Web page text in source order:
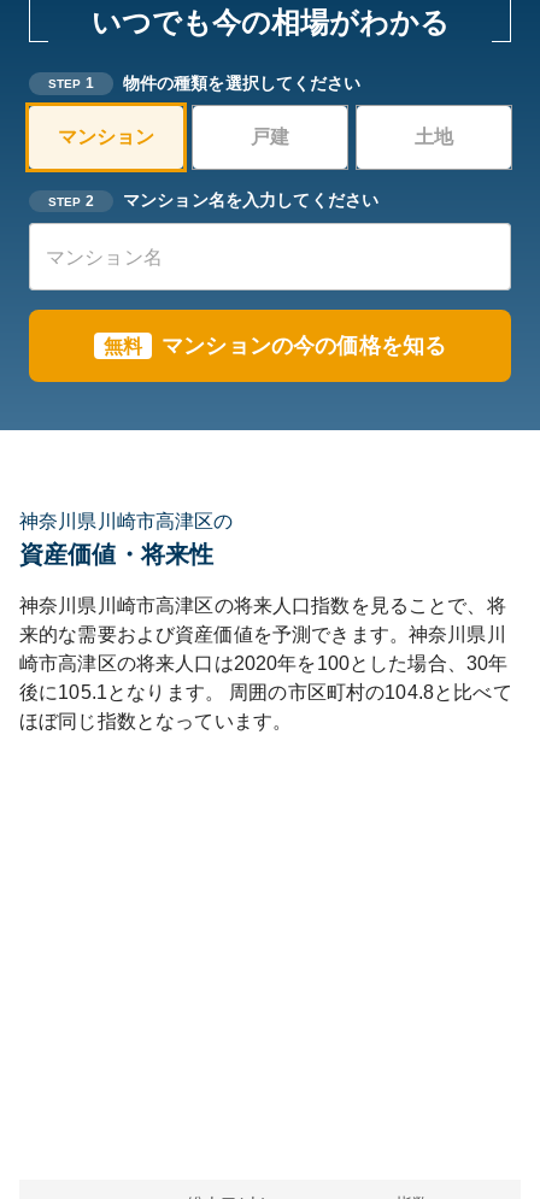
いつでも今の相場がわかる
STEP 1 物件の種類を選択してください
マンション 戸建 土地
STEP 2 マンション名を入力してください
無料 マンションの今の価格を知る
神奈川県川崎市高津区の
資産価値・将来性
神奈川県 川崎市高津区の将来人口指数を見ることで、将
来的な需要および資産価値を予測できます。 神奈川県 川
崎市高津区の将来人口は2020年を100とした場合、30年
後に105.1となります。 周囲の市区町村の104.8と比べて
ほぼ同じ指数となっています。